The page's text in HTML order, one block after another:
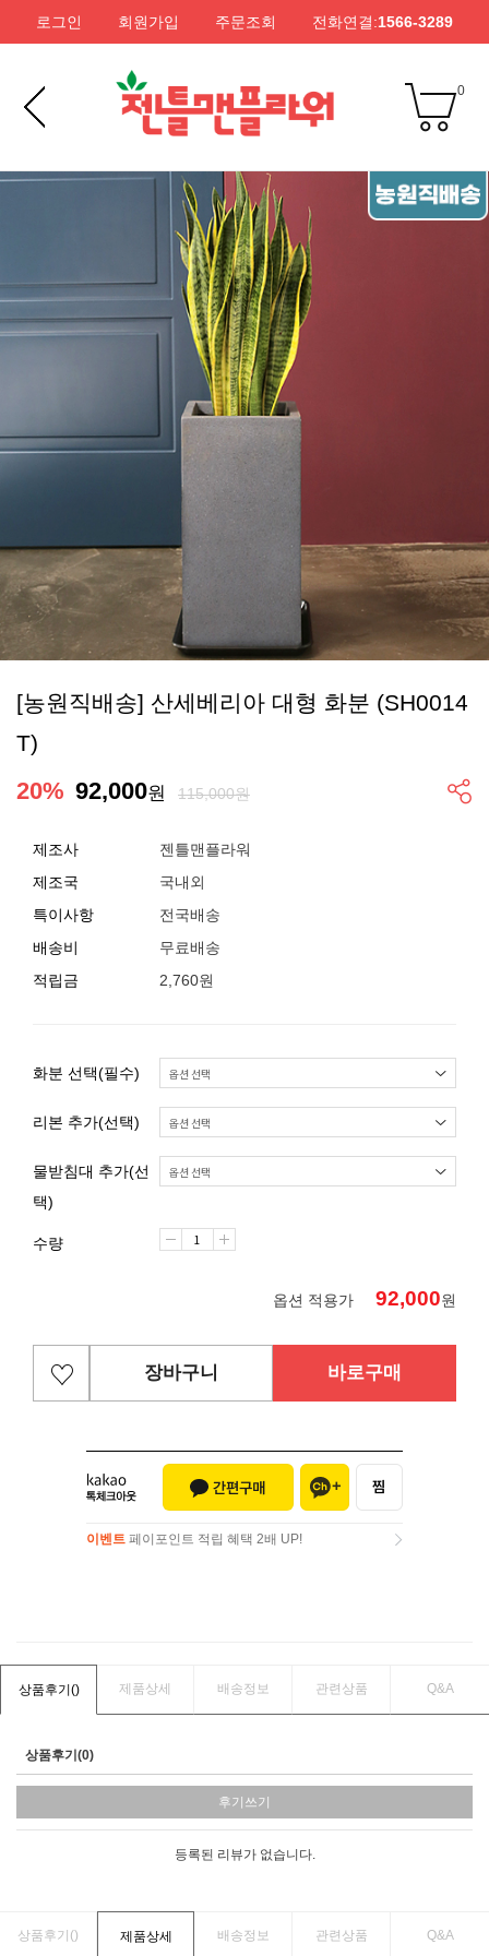
로그인 회원가입 주문조회 전화연결:1566-3289
0
[농원직배송] 산세베리아 대형 화분 (SH0014
T)
20% 92,000원 115,000원
제조사
젠틀맨플라워
제조국
국내외
특이사항
전국배송
배송비
무료배송
적립금
2,760원
화분 선택(필수)
리본 추가(선택)
물받침대 추가(선
택)
수량
옵션 적용가 92,000원
장바구니 바로구매
이벤트 페이포인트 적립 혜택 2배 UP!
상품후기() 제품상세 배송정보 관련상품 Q&A
상품후기(0)
후기쓰기
등록된 리뷰가 없습니다.
상품후기() 제품상세 배송정보 관련상품 Q&A